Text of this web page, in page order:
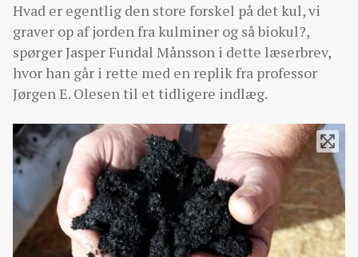
Hvad er egentlig den store forskel på det kul, vi
graver op af jorden fra kulminer og så biokul?,
spørger Jasper Fundal Månsson i dette læserbrev,
hvor han går i rette med en replik fra professor
Jørgen E. Olesen til et tidligere indlæg.